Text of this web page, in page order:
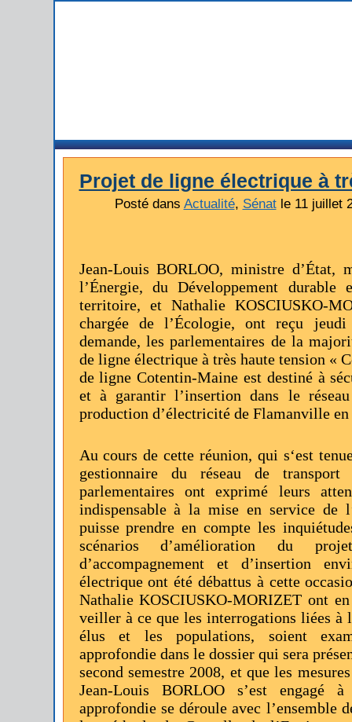
Projet de ligne électrique à
Posté dans Actualité, Sénatle 11 juillet
Jean-Louis BORLOO, ministre d’État,
l’Énergie, du Développement durable
territoire, et Nathalie KOSCIUSKO-
chargée de l’Écologie, ont reçu
demande, les parlementaires de la
de ligne électrique à très haute tension «
de ligne Cotentin-Maine est destiné à
et à garantir l’insertion dans le
production d’électricité de Flamanville
Au cours de cette réunion, qui s‘est
gestionnaire du réseau de
parlementaires ont exprimé leurs
indispensable à la mise en service de
puisse prendre en compte les
scénarios d’amélioration du
d’accompagnement et d’insertion
électrique ont été débattus à cette
Nathalie KOSCIUSKO-MORIZET ont
veiller à ce que les interrogations liées à
élus et les populations, soient
approfondie dans le dossier qui sera
second semestre 2008, et que les
Jean-Louis BORLOO s’est engagé
approfondie se déroule avec l’ensemble